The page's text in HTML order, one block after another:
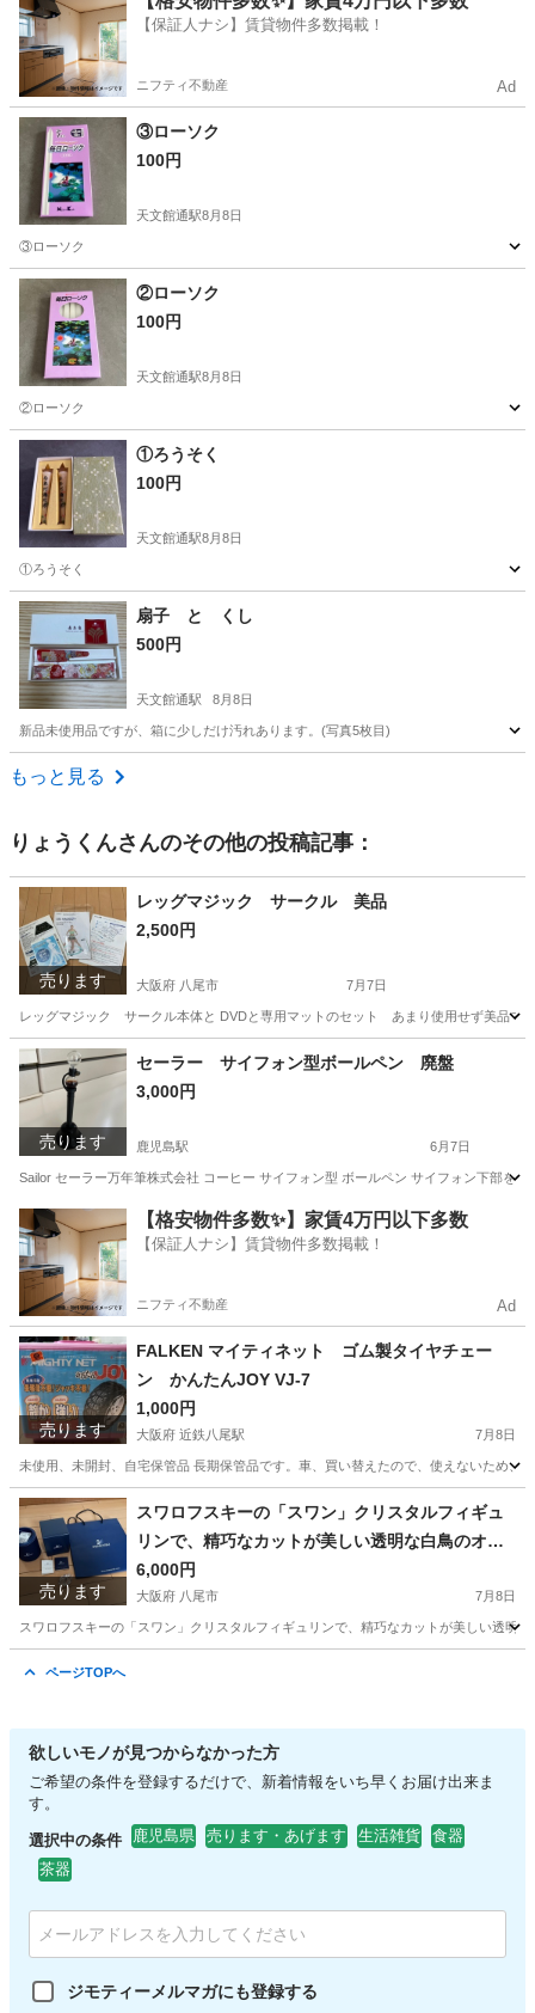
【保証人ナシ】賃貸物件多数掲載！
ニフティ不動産 Ad
③ローソク
100円
天文館通駅8月8日
③ローソク
鹿児島 鹿児島市 天文館通駅
②ローソク
100円
天文館通駅8月8日
②ローソク
鹿児島 鹿児島市 天文館通駅
①ろうそく
100円
天文館通駅8月8日
①ろうそく
鹿児島 鹿児島市 天文館通駅
扇子 と くし
500円
天文館通駅 8月8日
新品未使用品ですが、箱に少しだけ汚れあります。(写真5枚目)
鹿児島 鹿児島市
もっと見る
りょうくんさんのその他の投稿記事：
売ります
レッグマジック サークル 美品
2,500円
大阪府 八尾市 7月7日
レッグマジック サークル本体と DVDと専用マットのセット あまり使用せず美品で
大阪 八尾市 その他 レッグマジック
売ります
セーラー サイフォン型ボールペン 廃盤
3,000円
鹿児島駅 6月7日
Sailor セーラー万年筆株式会社 コーヒー サイフォン型 ボールペン サイフォン下部を
鹿児島 鹿児島市 鹿児島駅 その他
【格安物件多数✨】家賃4万円以下多数
【保証人ナシ】賃貸物件多数掲載！
ニフティ不動産 Ad
売ります
FALKEN マイティネット ゴム製タイヤチェー
ン かんたんJOY VJ-7
1,000円
大阪府 近鉄八尾駅 7月8日
未使用、未開封、自宅保管品 長期保管品です。車、買い替えたので、使えないため
大阪 八尾市 タイヤ、ホイール マイティネット
売ります
スワロフスキーの「スワン」クリスタルフィギュ
リンで、精巧なカットが美しい透明な白鳥のオブ
ジェ
6,000円
大阪府 八尾市 7月8日
スワロフスキーの「スワン」クリスタルフィギュリンで、精巧なカットが美しい透明
ページTOPへ
欲しいモノが見つからなかった方
ご希望の条件を登録するだけで、新着情報をいち早くお届け出来ま
す。
選択中の条件 鹿児島県 売ります・あげます 生活雑貨
食器
茶器
ジモティーメルマガにも登録する